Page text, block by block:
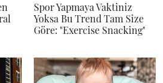
Spor Yapmaya Vaktiniz
Yoksa Bu Trend Tam Size
Göre: "Exercise Snacking"